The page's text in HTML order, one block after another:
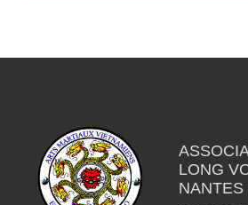
LONG
NANTES